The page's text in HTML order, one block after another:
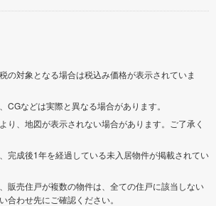
の対象となる場合は税込み価格が表示されていま
CGなどは実際と異なる場合があります。
り、地図が表示されない場合があります。ご了承く
完成後1年を経過している未入居物件が掲載されてい
販売住戸が複数の物件は、全ての住戸に該当しない
合わせ先にご確認ください。